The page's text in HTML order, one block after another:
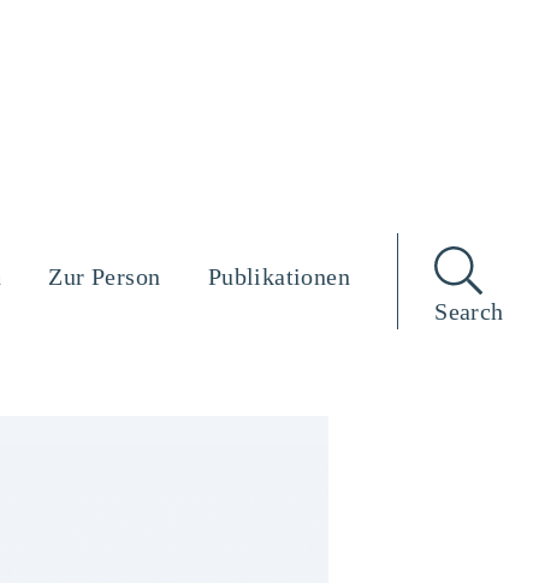
Zur Person
Publikationen
Search